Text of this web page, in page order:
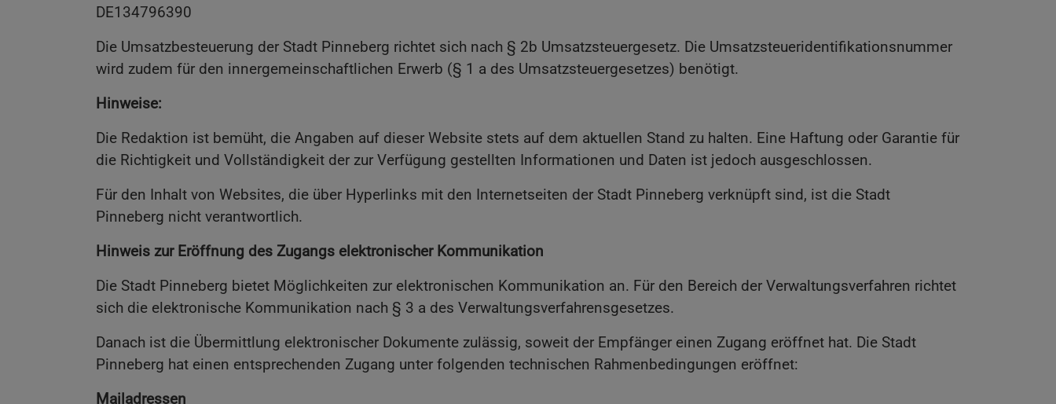
DE134796390
Die Umsatzbesteuerung der Stadt Pinneberg richtet sich nach § 2b Umsatzsteuergesetz. Die Umsatzsteueridentifikationsnummer
wird zudem für den innergemeinschaftlichen Erwerb (§ 1 a des Umsatzsteuergesetzes) benötigt.
Hinweise:
Die Redaktion ist bemüht, die Angaben auf dieser Website stets auf dem aktuellen Stand zu halten. Eine Haftung oder Garantie für
die Richtigkeit und Vollständigkeit der zur Verfügung gestellten Informationen und Daten ist jedoch ausgeschlossen.
Für den Inhalt von Websites, die über Hyperlinks mit den Internetseiten der Stadt Pinneberg verknüpft sind, ist die Stadt
Pinneberg nicht verantwortlich.
Hinweis zur Eröffnung des Zugangs elektronischer Kommunikation
Die Stadt Pinneberg bietet Möglichkeiten zur elektronischen Kommunikation an. Für den Bereich der Verwaltungsverfahren richtet
sich die elektronische Kommunikation nach § 3 a des Verwaltungsverfahrensgesetzes.
Danach ist die Übermittlung elektronischer Dokumente zulässig, soweit der Empfänger einen Zugang eröffnet hat. Die Stadt
Pinneberg hat einen entsprechenden Zugang unter folgenden technischen Rahmenbedingungen eröffnet:
Mailadressen